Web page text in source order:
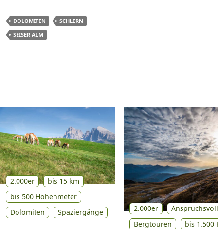
DOLOMITEN
SCHLERN
SEISER ALM
2.000er
bis 15 km
bis 500 Höhenmeter
Dolomiten
Spaziergänge 2.000er
Bergtouren
bis 1.500